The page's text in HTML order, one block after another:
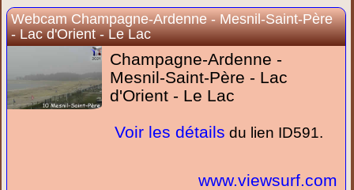
Webcam Champagne-Ardenne - Mesnil-Saint-Père
- Lac d'Orient - Le Lac
Champagne-Ardenne -
Mesnil-Saint-Père - Lac
d'Orient - Le Lac
Voir les détails du lien ID591.
www.viewsurf.com